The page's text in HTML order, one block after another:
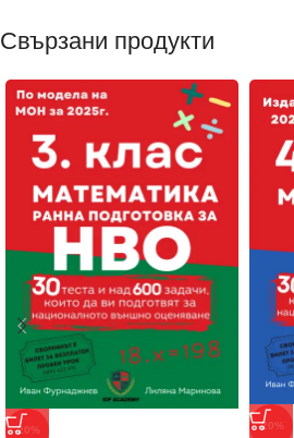
Свързани продукти
-20% -20%